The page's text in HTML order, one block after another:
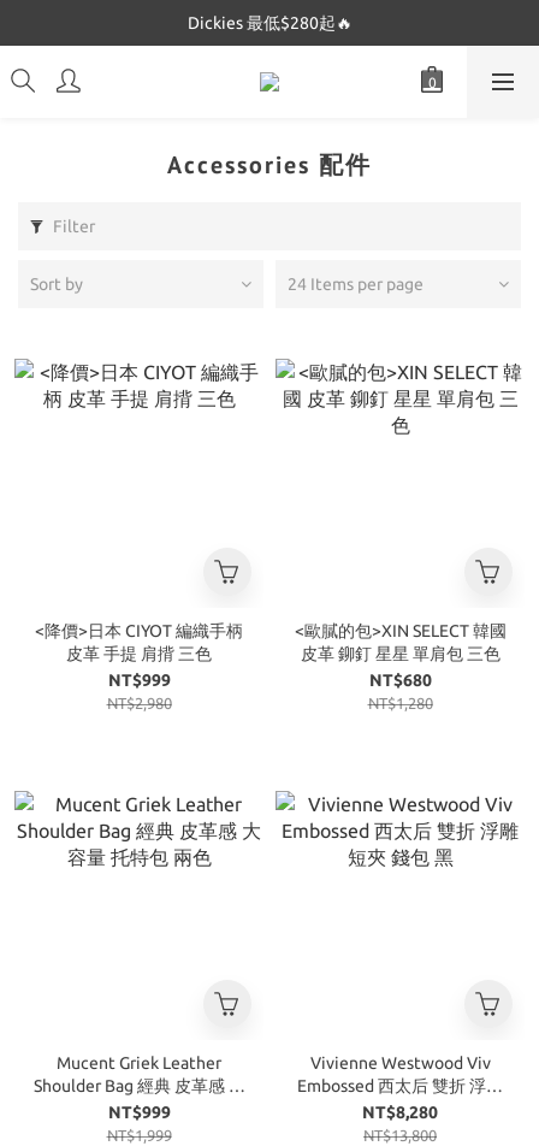
Dickies 最低$280起🔥
Dickies 最低$280起🔥
Mucent 全網最低🔥
Accessories 配件
Filter
Sort by 24 Items per page
<降價>日本 CIYOT 編織手柄
皮革 手提 肩揹 三色
NT$999
NT$2,980
<歐膩的包>XIN SELECT 韓國
皮革 鉚釘 星星 單肩包 三色
NT$680
NT$1,280
Mucent Griek Leather
Shoulder Bag 經典 皮革感 大
容量 托特包 兩色
NT$999
NT$1,999
Vivienne Westwood Viv
Embossed 西太后 雙折 浮雕
短夾 錢包 黑
NT$8,280
NT$13,800